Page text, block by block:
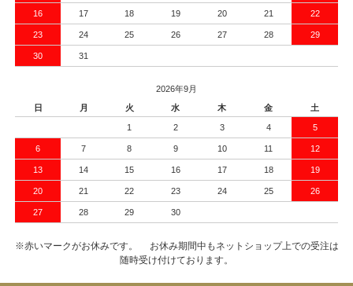
16 17 18 19 20 21 22
23 24 25 26 27 28 29
30 31
2026年9月
日
月 火 水 木 金 土
1 2 3 4 5
6 7 8 9 10 11 12
13 14 15 16 17 18 19
20 21 22 23 24 25 26
27 28 29 30
※赤いマークがお休みです。 お休み期間中もネットショップ上での受注は
随時受け付けております。